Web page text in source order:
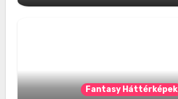
Fantasy Háttérképek